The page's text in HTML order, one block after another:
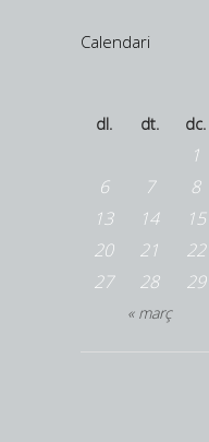
Calendari
dl. dt. dc.
« març
1
6
7 8
13
14 15
20
21 22
27
28 29